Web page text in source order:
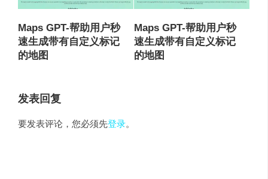
Maps GPT-帮助用户秒
速生成带有自定义标记
的地图
Maps GPT-帮助用户秒
速生成带有自定义标记
的地图
发表回复
要发表评论，您必须先登录。